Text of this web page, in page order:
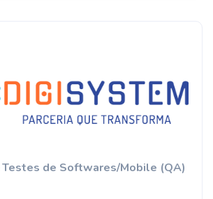
Testes de Softwares/Mobile (QA)